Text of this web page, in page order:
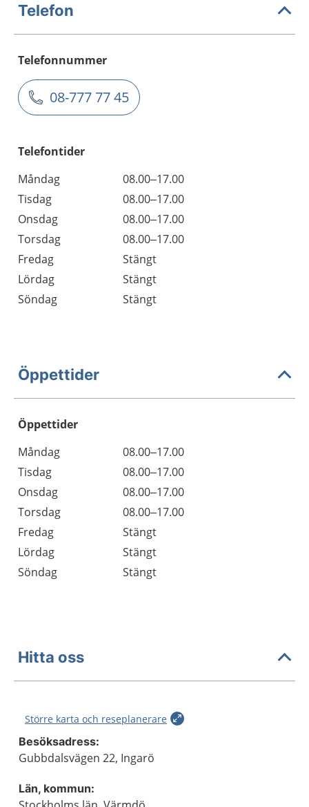
Telefon
Telefonnummer
08-777 77 45
Telefontider
Måndag
08.00–17.00
Tisdag
08.00–17.00
Onsdag
08.00–17.00
Torsdag
08.00–17.00
Fredag
Stängt
Lördag
Stängt
Söndag
Stängt
Öppettider
Öppettider
Dag
Öppettider
Kommentarer
Måndag
08.00–17.00
Tisdag
08.00–17.00
Onsdag
08.00–17.00
Torsdag
08.00–17.00
Fredag
Stängt
Lördag
Stängt
Söndag
Stängt
Hitta oss
Större karta och reseplanerare
Besöksadress:
Gubbdalsvägen 22, Ingarö
Län, kommun: